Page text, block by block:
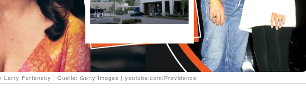
Larry Fortensky | Quelle: Getty Images | youtube.com/Providence